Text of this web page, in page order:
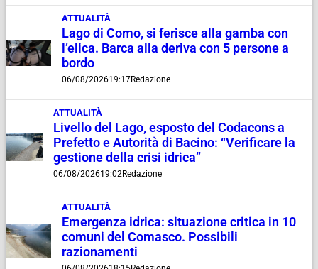
ATTUALITÀ
Lago di Como, si ferisce alla gamba con
l’elica. Barca alla deriva con 5 persone a
bordo
06/08/202619:17Redazione
ATTUALITÀ
Livello del Lago, esposto del Codacons a
Prefetto e Autorità di Bacino: “Verificare la
gestione della crisi idrica”
06/08/202619:02Redazione
ATTUALITÀ
Emergenza idrica: situazione critica in 10
comuni del Comasco. Possibili
razionamenti